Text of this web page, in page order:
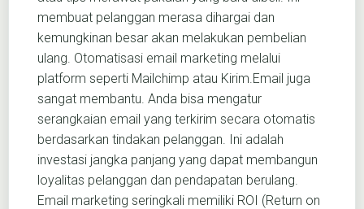
membuat pelanggan merasa dihargai dan
kemungkinan besar akan melakukan pembelian
ulang. Otomatisasi email marketing melalui
platform seperti Mailchimp atau Kirim.Email juga
sangat membantu. Anda bisa mengatur
serangkaian email yang terkirim secara otomatis
berdasarkan tindakan pelanggan. Ini adalah
investasi jangka panjang yang dapat membangun
loyalitas pelanggan dan pendapatan berulang.
Email marketing seringkali memiliki ROI (Return on